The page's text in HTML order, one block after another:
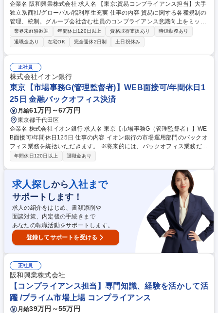
企業名 阪和興業株式会社 求人名 【東京:貿易コンプライアンス担当】大手
独立系商社/グローバル/福利厚生充実 仕事の内容 貿易に関する各種規制の
管理、統制。グループ会社含む社員のコンプライアンス意識向上をミッシ
ョンに、貿易関連業務を総括する部署で下記の業務をお任せします。※出
張が2回/年ほど発生します。 【具体的には】■安全保障貿易管理：外為法
に基づいた輸出審査、輸出許可申請、社内教育 等 ■OFAC規制等取引審
査：OFAC規制等規制ルールに基づいた取引審査、社内教育 等 ■認定事業
者(AEO)総括管理：認定事業者(AEO)制度に関する社内体制の整備、社内
教育、内部監査、委託先管理、税関からの監査対応 等 ■社内貿易管理：貿
易関連の諸制度や規制の情報収集、社内教育コンテンツ作成や研修会の開
催 等 募集職種 【東京:貿易コンプライアンス担当】大手独立系商社/グロー
バル/福利厚生充実
業界未経験歓迎 年間休日120日以上 資格取得支援あり
時短勤務あり
退職金あり
在宅OK 完全週休2日制 土日祝休み
正社員
株式会社イオン銀行
東京【市場事務G(管理監督者)】WEB面接可/年間休日1
25日 金融バックオフィス決済
月給61万円～67万円
東京都千代田区
企業名 株式会社イオン銀行 求人名 東京【市場事務G（管理監督者）】WE
B面接可/年間休日125日 仕事の内容 イオン銀行の市場運用部門のバックオ
フィス業務を統括いただきます。 ※将来的には、バックオフィス業務だけ
でなく、関連部署を含めたキャリアアップの可能性もございます ・下記業
金・為替取引の決済事務 （日銀ネット／全銀ネット／Swift／ほふり等）
・上記オペレーションに関する社内システムへの入力業務 ・資金繰り業務
（口座管理）、各種報告資料作成 等 ※業務の性質上の要からオフィス出
社が基本となります 募集職種 東京【市場事務G（管理監督者）】WEB面
接可/年間休日125日
年間休日120日以上 退職金あり
求人探しから 入社まで
サポートします！
求人の紹介をはじめ、書類添削や
面談対策、内定後の手続きまで
あなたの転職活動をサポートします。
登録してサポートを受ける
正社員
阪和興業株式会社
【コンプライアンス担当】専門知識、経験を活かして活
躍 /プライム市場上場 コンプライアンス
月給39万円～55万円